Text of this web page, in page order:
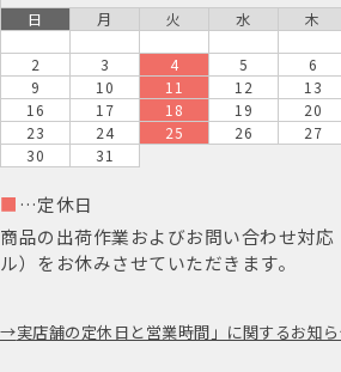
日 月 火 水 木
2
3 4 5 6
9
10 11 12 13
16
17 18 19 20
23
24 25 26 27
30
31
■ …定休日
商品の出荷作業およびお問い合わせ対応
ル）をお休みさせていただきます。
実店舗の定休日と営業時間」に関するお知